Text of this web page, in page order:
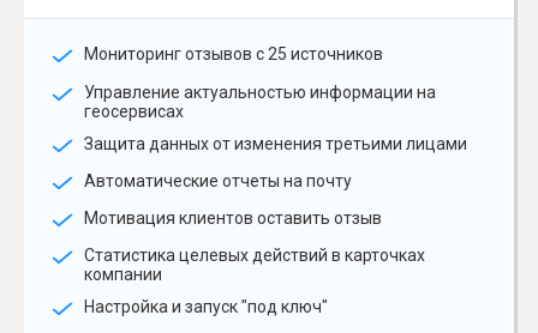
Мониторинг отзывов с 25 источников
Управление актуальностью информации на
геосервисах
Защита данных от изменения третьими лицами
Автоматические отчеты на почту
Мотивация клиентов оставить отзыв
Статистика целевых действий в карточках
компании
Настройка и запуск "под ключ"